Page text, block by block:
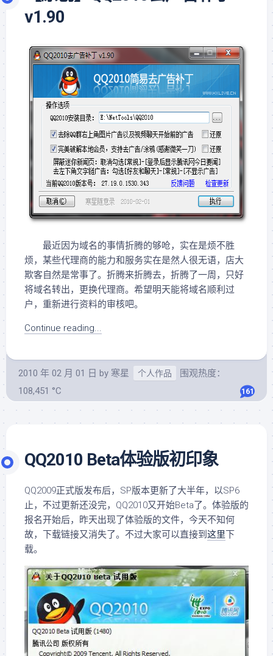
v1.90
最近因为域名的事情折腾的够呛，实在是烦不胜
烦，某些代理商的能力和服务实在是然人很无语，店大
欺客自然是常事了。折腾来折腾去，折腾了一周，只好
将域名转出，更换代理商。希望明天能将域名顺利过
户，重新进行资料的审核吧。
Continue reading...
2010 年 02 月 01 日 by 寒星 个人作品
围观热度：
108,451 °C
161
QQ2010 Beta体验版初印象
QQ2009正式版发布后，SP版本更新了大半年，以SP6
止，不过更新还没完，QQ2010又开始Beta了。体验版的
报名开始后，昨天出现了体验版的文件，今天不知何
故，下载链接又消失了。不过大家可以直接到 这里 下
载。